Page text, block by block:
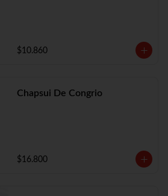
$10.860
Chapsui De Congrio
$16.800